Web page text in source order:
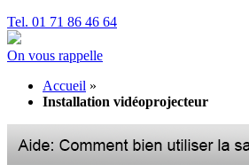
Tel. 01 71 86 46 64
On vous rappelle
Accueil »
Installation vidéoprojecteur